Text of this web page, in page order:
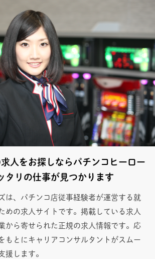
人をお探しならパチンコヒーロー
タリの仕事が見つかります
は、パチンコ店従事経験者が運営する就
めの求人サイトです。掲載している求人
から寄せられた正規の求人情報です。応
もとにキャリアコンサルタントがスムー
援します。